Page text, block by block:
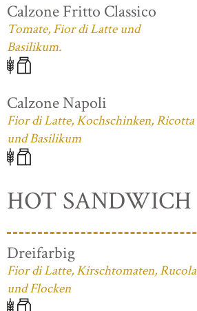
Calzone Fritto Classico
Tomate, Fior di Latte und
Basilikum.
Calzone Napoli
Fior di Latte, Kochschinken, Ricotta
und Basilikum
HOT SANDWICH
Dreifarbig
Fior di Latte, Kirschtomaten, Rucola
und Flocken